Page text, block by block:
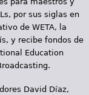
por sus siglas en
de WETA, la
y recibe fondos de
Education
David Díaz,